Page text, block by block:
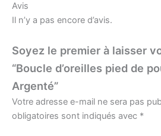
Avis
Il n’y a pas encore d’avis.
Soyez le premier à laisser
“Boucle d’oreilles pied de
Argenté”
Votre adresse e-mail ne sera pas
obligatoires sont indiqués avec *